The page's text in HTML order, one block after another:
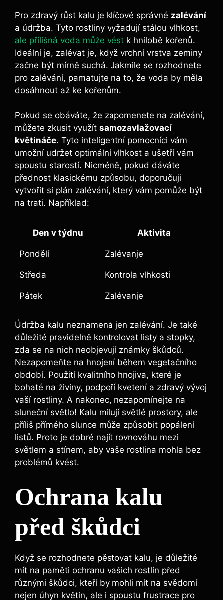
Pro zdravý ​růst kalu je klíčové správné zalévání
a údržba. Tyto rostliny vyžadují stálou vlhkost,
ale přílišná voda může vést k hnilobě kořenů.
Ideální je, zalévat je, když vrchní vrstva zeminy
začne být mírně‍ suchá. Jakmile se rozhodnete
pro zalévání, pamatujte ​na to, že⁣ voda by měla
dosáhnout až ke kořenům.
Pokud ⁢se obáváte, že zapomenete na zalévání,
můžete zkusit využít samozavlažovací
květináče. Tyto inteligentní pomocníci vám
umožní udržet optimální vlhkost a ušetří vám
spoustu⁤ starostí. Nicméně, pokud dáváte
přednost klasickému způsobu, doporučuji
vytvořit si plán zalévání, který vám pomůže⁣ být
na trati. Například:
Den v týdnu Aktivita
Pondělí Zalévanje
Středa Kontrola vlhkosti
Pátek Zalévanje
Údržba kalu neznamená jen zalévání. Je také​
důležité pravidelně kontrolovat listy a stopky,
zda se na nich neobjevují známky ‌škůdců.
Nezapomeňte na hnojení během vegetačního
období. Použití kvalitního hnojiva, které je
bohaté na‌ živiny, podpoří kvetení a zdravý vývoj
vaší rostliny.⁣ A nakonec, nezapomínejte na
sluneční světlo! Kalu milují světlé prostory, ale
příliš přímého slunce může způsobit popálení
listů. Proto je ‌dobré najít rovnováhu mezi
světlem a stínem, ⁢aby vaše rostlina mohla⁤ bez
problémů​ kvést.
Ochrana kalu
před škůdci
Když se rozhodnete pěstovat kalu, je důležité
mít na⁤ paměti ochranu vašich rostlin‌ před
různými škůdci, kteří by mohli mít na svědomí
nejen úhyn květin, ⁣ale ‍i spoustu ‌frustrace⁤ pro